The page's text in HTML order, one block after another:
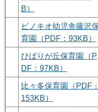
B）
ピノキオ幼児舎藤沢
育園（PDF：93KB）
ひばりが丘保育園（P
DF：97KB）
比々多保育園（PDF：
153KB）